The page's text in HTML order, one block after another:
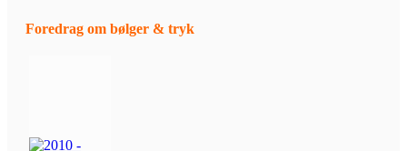
Foredrag om bølger & tryk